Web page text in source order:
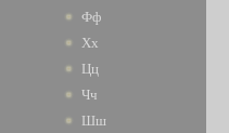
Фф
Хх
Цц
Чч
Шш